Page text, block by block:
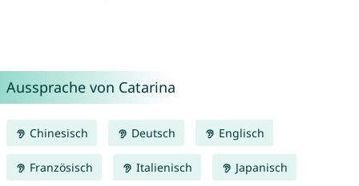
Aussprache von Catarina
Chinesisch Deutsch Englisch
Französisch Italienisch Japanisch